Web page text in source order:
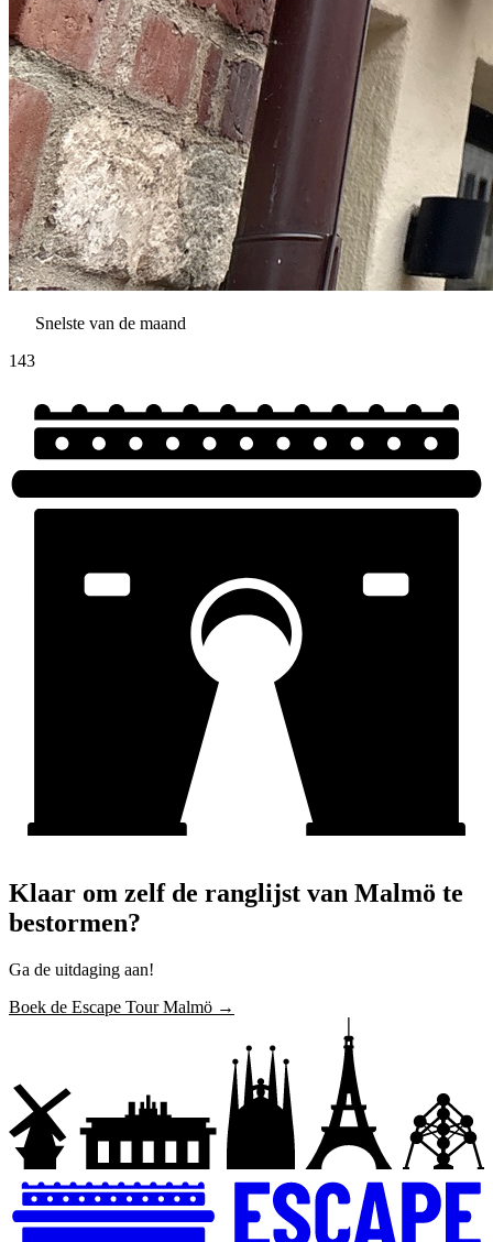
Snelste van de maand
143
Klaar om zelf de ranglijst van Malmö te
bestormen?
Ga de uitdaging aan!
Boek de Escape Tour Malmö →